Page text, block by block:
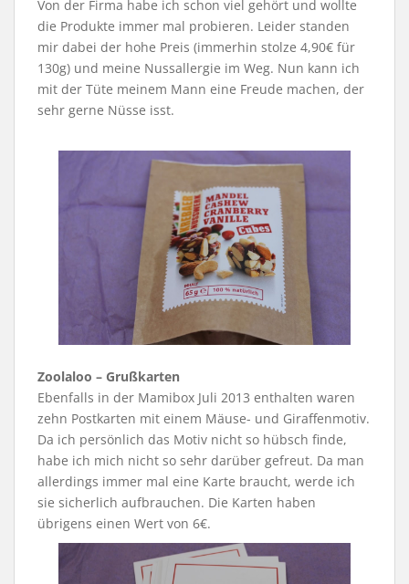
Von der Firma habe ich schon viel gehört und wollte
die Produkte immer mal probieren. Leider standen
mir dabei der hohe Preis (immerhin stolze 4,90€ für
130g) und meine Nussallergie im Weg. Nun kann ich
mit der Tüte meinem Mann eine Freude machen, der
sehr gerne Nüsse isst.
Zoolaloo – Grußkarten
Ebenfalls in der Mamibox Juli 2013 enthalten waren
zehn Postkarten mit einem Mäuse- und Giraffenmotiv.
Da ich persönlich das Motiv nicht so hübsch finde,
habe ich mich nicht so sehr darüber gefreut. Da man
allerdings immer mal eine Karte braucht, werde ich
sie sicherlich aufbrauchen. Die Karten haben
übrigens einen Wert von 6€.